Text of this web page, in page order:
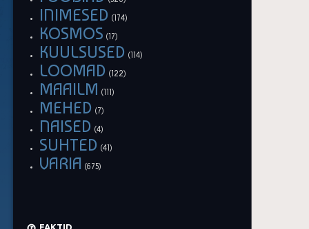
INIMESED (174)
KOSMOS (17)
KUULSUSED (114)
LOOMAD (122)
MAAILM (111)
MEHED (7)
NAISED (4)
SUHTED (41)
VARIA (675)
FAKTID